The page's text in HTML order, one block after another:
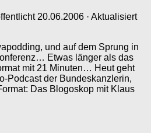
20.06.2006 · Aktualisiert
und auf dem Sprung in
Etwas länger als das
mit 21 Minuten… Heut geht
Podcast der Bundeskanzlerin,
Das Blogoskop mit Klaus